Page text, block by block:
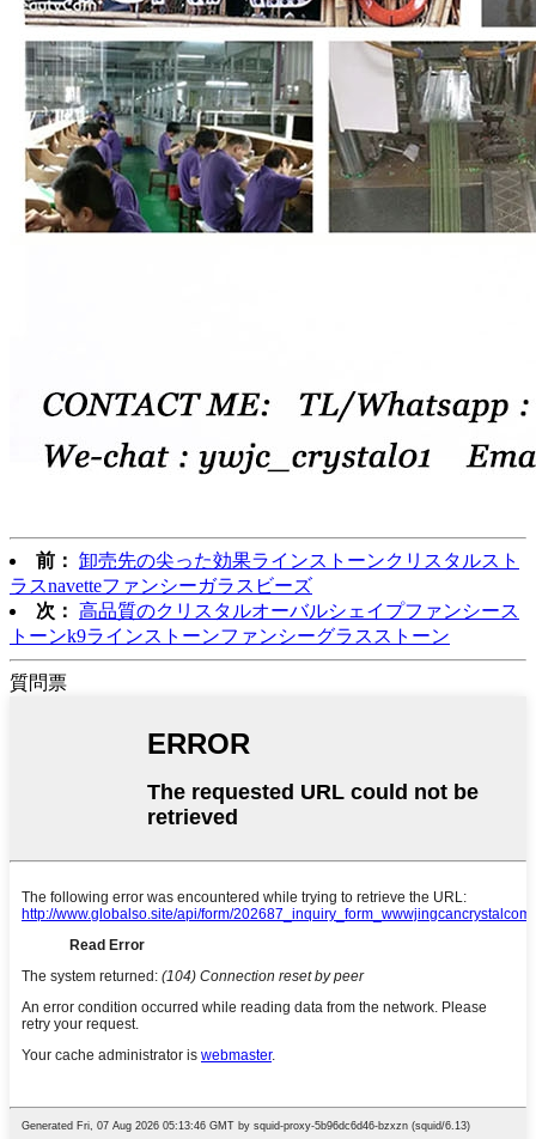
前： 卸売先の尖った効果ラインストーンクリスタルスト
ラスnavetteファンシーガラスビーズ
次： 高品質のクリスタルオーバルシェイプファンシース
トーンk9ラインストーンファンシーグラスストーン
質問票